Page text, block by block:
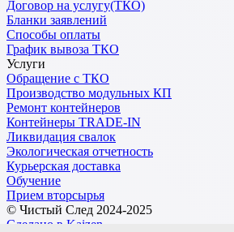
Договор на услугу(ТКО)
Бланки заявлений
Способы оплаты
График вывоза ТКО
Услуги
Обращение с ТКО
Производство модульных КП
Ремонт контейнеров
Контейнеры TRADE-IN
Ликвидация свалок
Экологическая отчетность
Курьерская доставка
Обучение
Прием вторсырья
© Чистый След 2024-2025
Сделано в Kaizen